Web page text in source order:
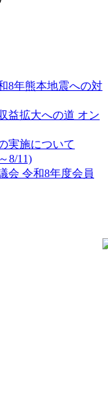
8年熊本地震への対
益拡大への道 オン
実施について
8/11)
会 令和8年度会員